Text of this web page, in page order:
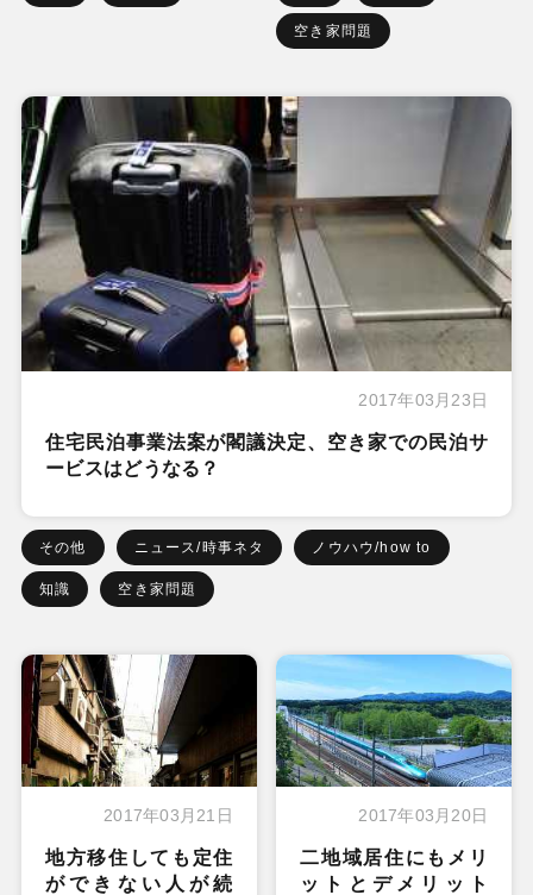
空き家問題
2017年03月23日
住宅民泊事業法案が閣議決定、空き家での民泊サ
ービスはどうなる？
その他 ニュース/時事ネタ ノウハウ/how to
知識 空き家問題
2017年03月21日
地方移住しても定住
ができない人が続
2017年03月20日
二地域居住にもメリ
ットとデメリット